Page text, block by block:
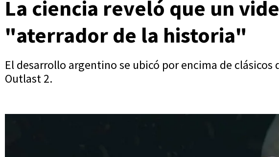
La ciencia reveló que un
"aterrador de la historia"
El desarrollo argentino se ubicó por encima de
Outlast 2.